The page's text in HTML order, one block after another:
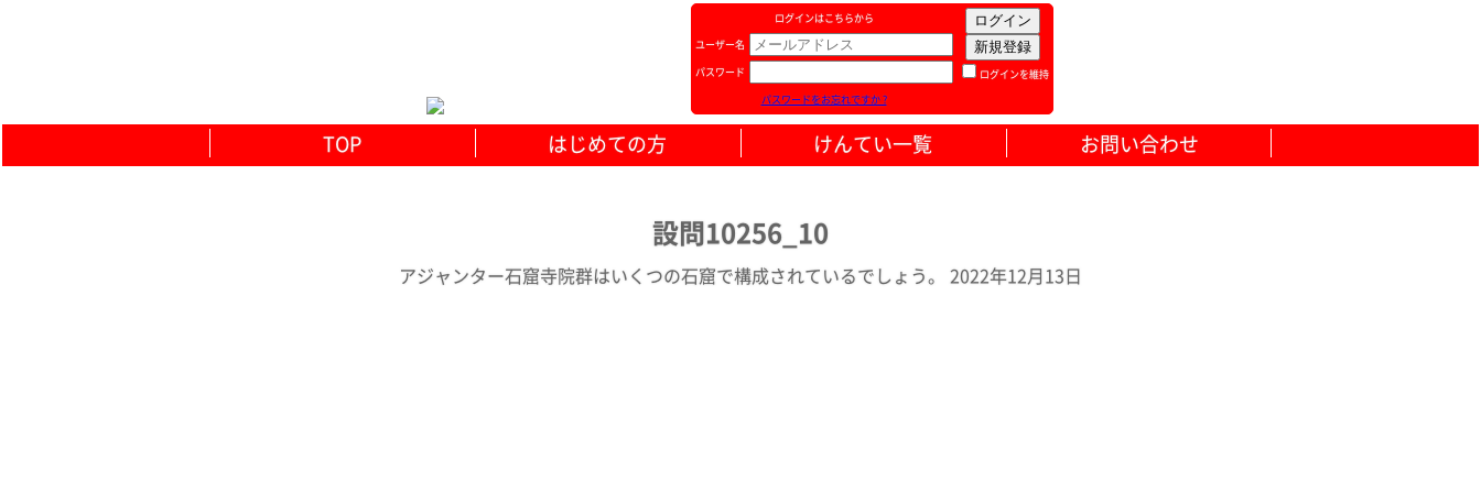
ログインはこちらから
ログインを維持
ユーザー名
パスワード
パスワードをお忘れですか ?
TOP はじめての方 けんてい一覧 お問い合わせ
設問10256_10
アジャンター石窟寺院群はいくつの石窟で構成されているでしょう。 2022年12月13日